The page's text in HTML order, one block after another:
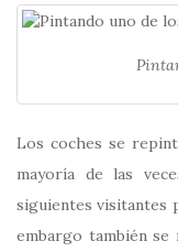
Los coches se
mayoría de las
siguientes visitantes
embargo también